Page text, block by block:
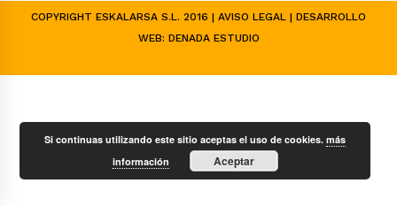
COPYRIGHT ESKALARSA S.L. 2016 | AVISO LEGAL | DESARROLLO
WEB: DENADA ESTUDIO
Si continuas utilizando este sitio aceptas el uso de cookies.más
información
Aceptar